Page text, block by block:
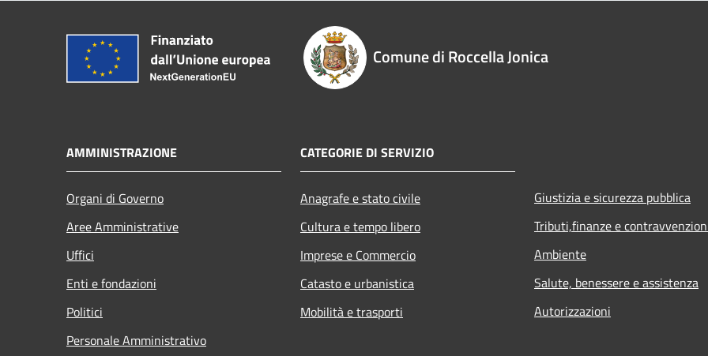
Comune di Roccella Jonica
AMMINISTRAZIONE
Organi di Governo
Aree Amministrative
Uffici
Enti e fondazioni
Politici
Personale Amministrativo
CATEGORIE DI SERVIZIO
Anagrafe e stato civile
Cultura e tempo libero
Imprese e Commercio
Catasto e urbanistica
Mobilità e trasporti
Giustizia e sicurezza pubblica
Tributi,finanze e
Ambiente
Salute, benessere e assistenza
Autorizzazioni